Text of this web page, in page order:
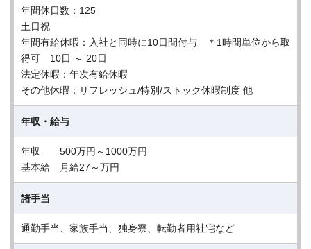
年間休日数：125
土日祝
年間有給休暇：入社と同時に10日間付与 ＊1時間単位から取
得可 10日 ～ 20日
法定休暇：年次有給休暇
その他休暇：リフレッシュ/特別/ストック休暇制度 他
年収・給与
年収 500万円～1000万円
基本給 月給27～万円
諸手当
通勤手当、家族手当、独身寮、転勤者用社宅など